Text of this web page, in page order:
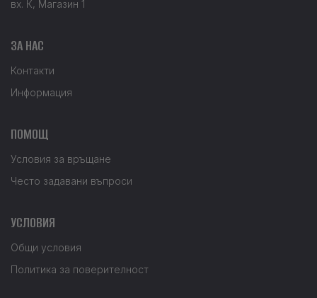
вх. К, Магазин 1
ЗА НАС
Контакти
Информация
ПОМОЩ
Условия за връщане
Често задавани въпроси
УСЛОВИЯ
Общи условия
Политика за поверителност